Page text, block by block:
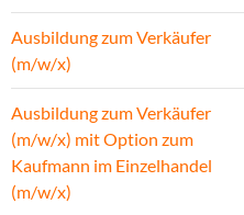
Ausbildung zum Verkäufer
(m/w/x)
Ausbildung zum Verkäufer
(m/w/x) mit Option zum
Kaufmann im Einzelhandel
(m/w/x)